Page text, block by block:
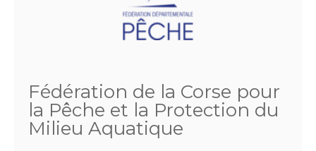
Fédération de la Corse pour
la Pêche et la Protection du
Milieu Aquatique